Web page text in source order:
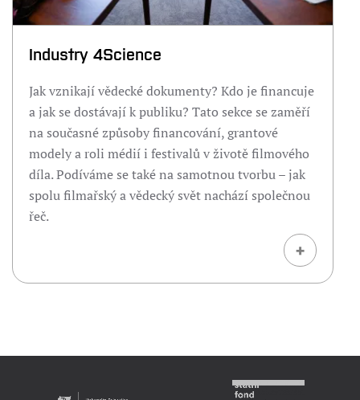
Industry 4Science
Jak vznikají vědecké dokumenty? Kdo je financuje
a jak se dostávají k publiku? Tato sekce se zaměří
na současné způsoby financování, grantové
modely a roli médií i festivalů v životě filmového
díla. Podíváme se také na samotnou tvorbu – jak
spolu filmařský a vědecký svět nachází společnou
řeč.
+